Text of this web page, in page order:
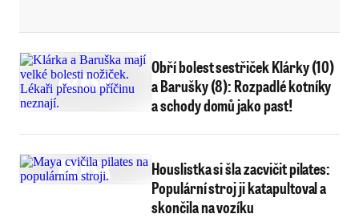
Obří bolest sestřiček Klárky (10)
a Barušky (8): Rozpadlé kotníky
a schody domů jako past!
Houslistka si šla zacvičit pilates:
Populární stroj ji katapultoval a
skončila na vozíku